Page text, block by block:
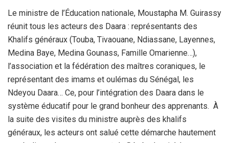
Le ministre de l’Éducation nationale, Moustapha M. Guirassy
réunit tous les acteurs des Daara : représentants des
Khalifs généraux (Touba, Tivaouane, Ndiassane, Layennes,
Medina Baye, Medina Gounass, Famille Omarienne…),
l’association et la fédération des maîtres coraniques, le
représentant des imams et oulémas du Sénégal, les
Ndeyou Daara… Ce, pour l’intégration des Daara dans le
système éducatif pour le grand bonheur des apprenants. À
la suite des visites du ministre auprès des khalifs
généraux, les acteurs ont salué cette démarche hautement